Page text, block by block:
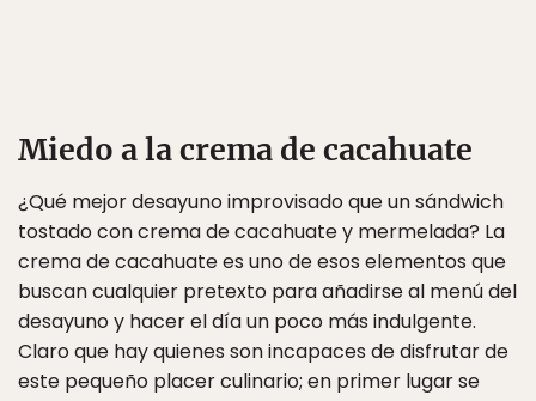
Miedo a la crema de cacahuate
¿Qué mejor desayuno improvisado que un sándwich
tostado con crema de cacahuate y mermelada? La
crema de cacahuate es uno de esos elementos que
buscan cualquier pretexto para añadirse al menú del
desayuno y hacer el día un poco más indulgente.
Claro que hay quienes son incapaces de disfrutar de
este pequeño placer culinario; en primer lugar se